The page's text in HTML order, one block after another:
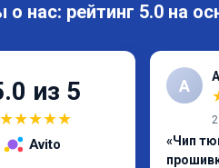
нас: рейтинг 5.0 на
из 5
★★★★★
Avito
А
«Чип